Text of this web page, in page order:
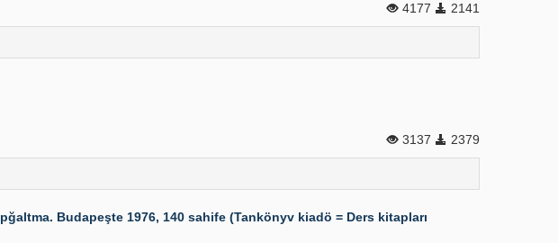
4177 2141
3137 2379
Budapeşte 1976, 140 sahife (Tankönyv kiadö = Ders kitapları